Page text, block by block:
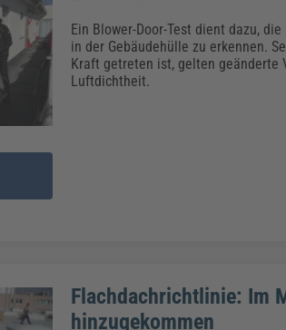
Ein Blower-Door-Test dient dazu,
in der Gebäudehülle zu erkennen.
Kraft getreten ist, gelten geänderte
Luftdichtheit.
Flachdachrichtlinie: Im
hinzugekommen